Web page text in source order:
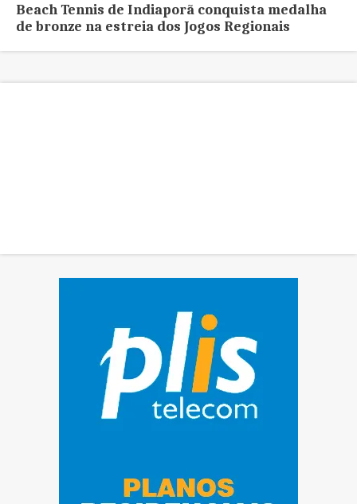
Beach Tennis de Indiaporã conquista medalha
de bronze na estreia dos Jogos Regionais